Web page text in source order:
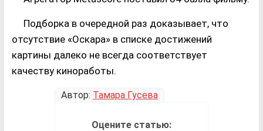
Подборка в очередной раз доказывает, что
отсутствие «Оскара» в списке достижений
картины далеко не всегда соответствует
качеству киноработы.
Автор: Тамара Гусева
Оцените статью: